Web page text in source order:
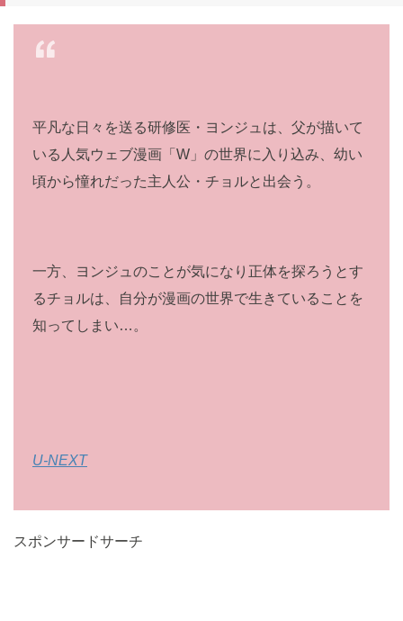
平凡な日々を送る研修医・ヨンジュは、父が描いて
いる人気ウェブ漫画「W」の世界に入り込み、幼い
頃から憧れだった主人公・チョルと出会う。
一方、ヨンジュのことが気になり正体を探ろうとす
るチョルは、自分が漫画の世界で生きていることを
知ってしまい…。
U-NEXT
スポンサードサーチ